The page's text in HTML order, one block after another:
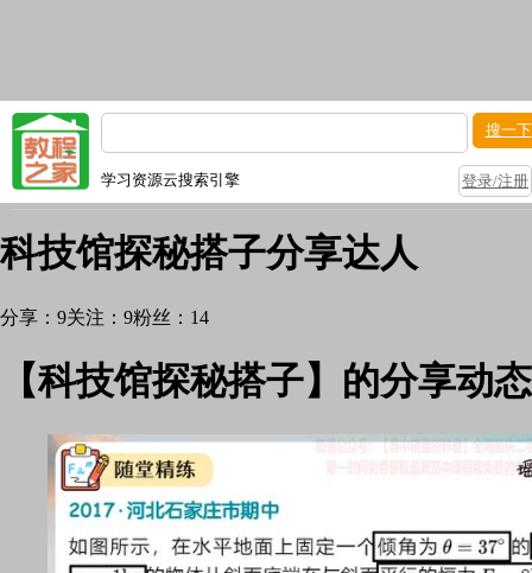
搜一下
学习资源云搜索引擎 登录/注册
科技馆探秘搭子分享达人
分享： 9关注： 9粉丝： 14
【科技馆探秘搭子】的分享动态